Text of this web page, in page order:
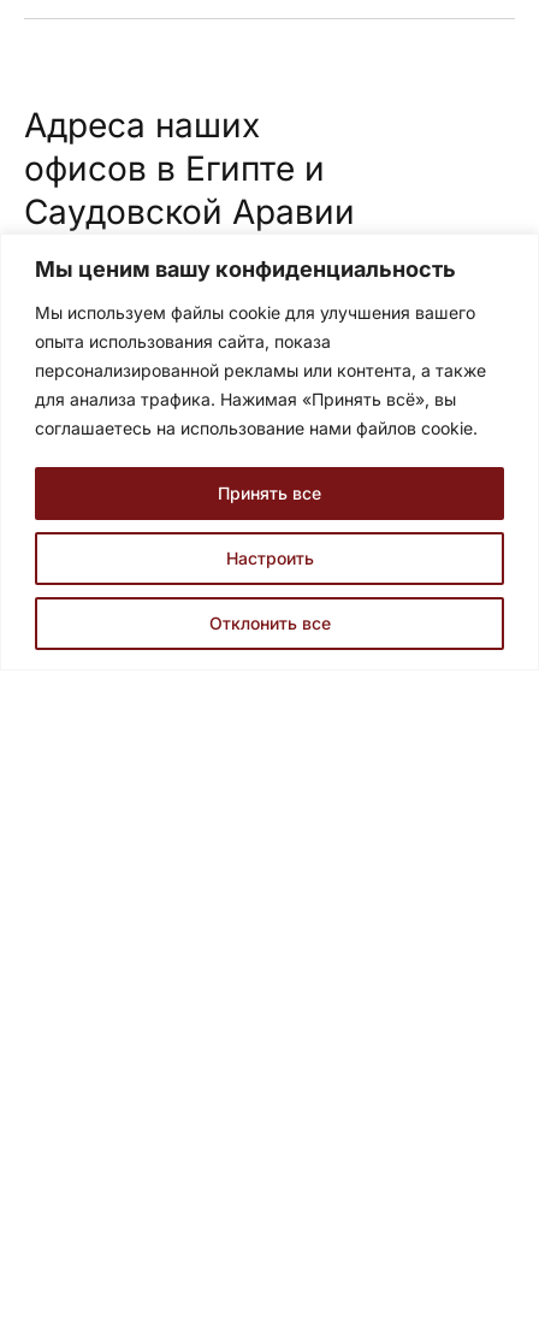
Мы ценим вашу конфиденциальность
Мы используем файлы cookie для улучшения вашего
опыта использования сайта, показа
персонализированной рекламы или контента, а также
для анализа трафика. Нажимая «Принять всё», вы
соглашаетесь на использование нами файлов cookie.
Настроить
Отклонить все
Принять все
Адреса наших
офисов в Египте и
Саудовской Аравии
Торговый центр Сафва, ул. принца Мамдуха бин
Абдулазиза, офис № 38, 2 этаж, Сулеймания, Эр-
Рияд, Саудовская Аравия.
Египет
ул. Аль-Тайаран 24, 7 этаж Наср Сити, Каир, Египет.
Условия и политика конфиденциальности
© 2026 Все права защищены